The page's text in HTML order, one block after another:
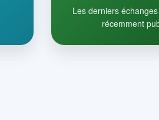
Les derniers
récemment